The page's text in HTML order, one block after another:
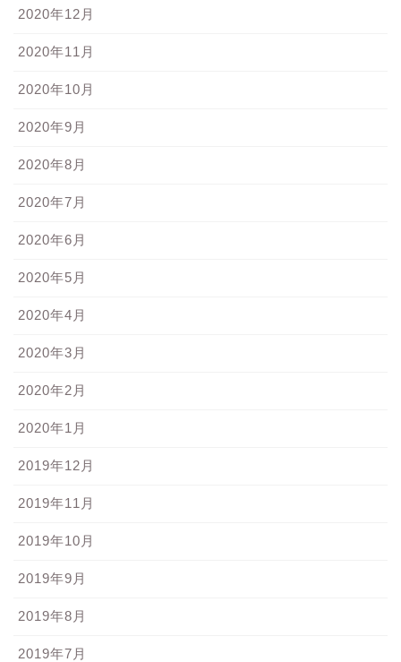
2020年12月
2020年11月
2020年10月
2020年9月
2020年8月
2020年7月
2020年6月
2020年5月
2020年4月
2020年3月
2020年2月
2020年1月
2019年12月
2019年11月
2019年10月
2019年9月
2019年8月
2019年7月